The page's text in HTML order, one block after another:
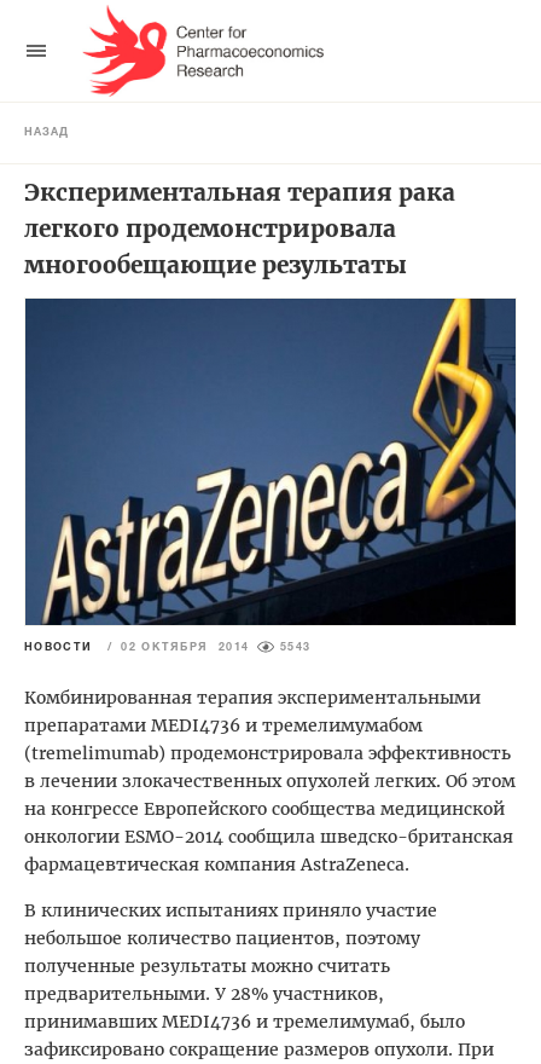
НАЗАД
Экспериментальная терапия рака
легкого продемонстрировала
многообещающие результаты
НОВОСТИ / 02 ОКТЯБРЯ 2014 5543
Комбинированная терапия экспериментальными
препаратами MEDI4736 и тремелимумабом
(tremelimumab) продемонстрировала эффективность
в лечении злокачественных опухолей легких. Об этом
на конгрессе Европейского сообщества медицинской
онкологии ESMO-2014 сообщила шведско-британская
фармацевтическая компания AstraZeneca.
В клинических испытаниях приняло участие
небольшое количество пациентов, поэтому
полученные результаты можно считать
предварительными. У 28% участников,
принимавших MEDI4736 и тремелимумаб, было
зафиксировано сокращение размеров опухоли. При